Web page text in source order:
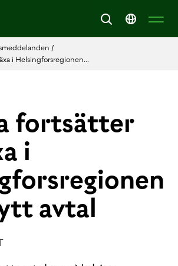
/
i Helsingforsregionen...
fortsätter
i
avtal